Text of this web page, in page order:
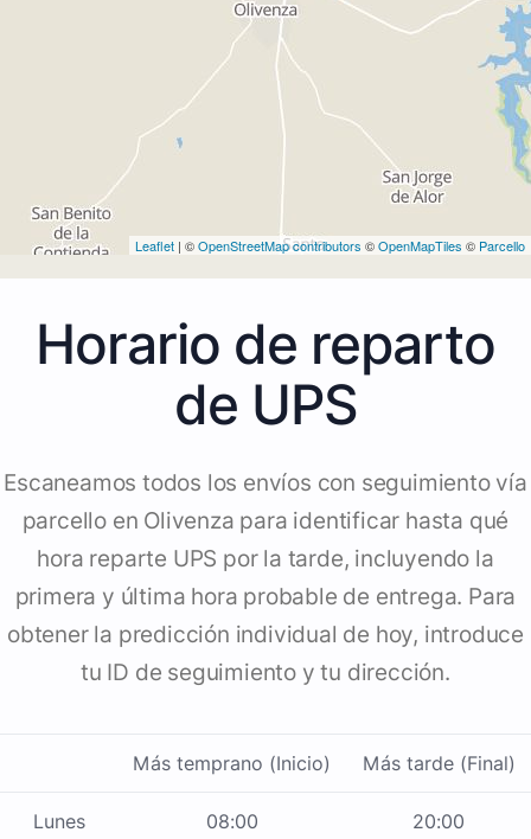
Leaflet | ©OpenStreetMap contributors ©OpenMapTiles © Parcello
Horario de reparto
de UPS
Escaneamos todos los envíos con seguimiento vía
parcello en Olivenza para identificar hasta qué
hora reparte UPS por la tarde, incluyendo la
primera y última hora probable de entrega. Para
obtener la predicción individual de hoy, introduce
tu ID de seguimiento y tu dirección.
Más temprano (Inicio) Más tarde (Final)
Lunes 08:00 20:00